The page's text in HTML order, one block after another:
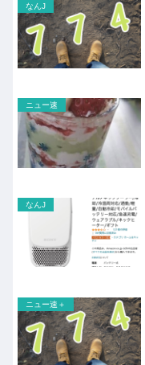
なんJ
ニュー速
なんJ
ニュー速＋